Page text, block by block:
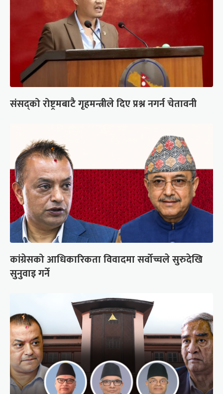
संसद्को रोष्ट्रमबाटै गृहमन्त्रीले दिए प्रश्न नगर्न चेतावनी
कांग्रेसको आधिकारिकता विवादमा सर्वोच्चले सुरुदेखि
सुनुवाइ गर्ने